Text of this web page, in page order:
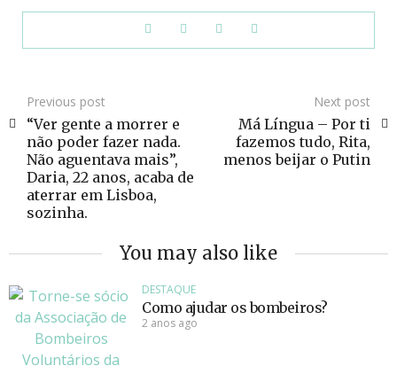
Previous post
“Ver gente a morrer e
não poder fazer nada.
Não aguentava mais”,
Daria, 22 anos, acaba de
aterrar em Lisboa,
sozinha.
Next post
Má Língua – Por ti
fazemos tudo, Rita,
menos beijar o Putin
You may also like
DESTAQUE
Como ajudar os bombeiros?
2 anos ago